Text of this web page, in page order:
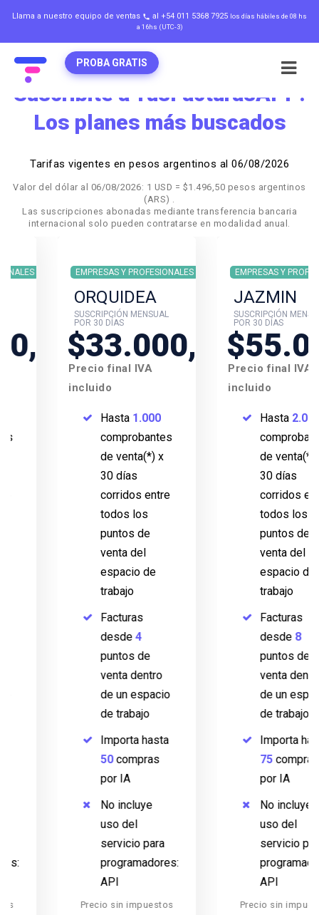
Llama a nuestro equipo de ventas local_phone al +54 011 5368 7925 los días hábiles de 08 hs
a 16hs (UTC-3)
PROBA GRATIS
Suscribite a TusFacturasAPP:
Los planes más buscados
Tarifas vigentes en pesos argentinos al 06/08/2026
Valor del dólar al 06/08/2026: 1 USD = $1.496,50 pesos argentinos
(ARS) .
Las suscripciones abonadas mediante transferencia bancaria
internacional solo pueden contratarse en modalidad anual.
$33.000,00
Precio final IVA
EMPRESAS Y PROFESIONALES
ORQUIDEA
SUSCRIPCIÓN MENSUAL
POR 30 DÍAS
Hasta1.000
comprobantes
de venta(*) x
corridos entre
todos los
puntos de
espacio de
Facturas
puntos de
venta dentro
de un espacio
de trabajo
Importa hasta
compras
No incluye
servicio para
programadores:
Precio sin impuestos
Precio final IVA
EMPRESAS Y PROFESIONALES
JAZMIN
SUSCRIPCIÓN MENSUAL
POR 30 DÍAS
Hasta2.000
comprobantes
de venta(*) x
corridos entre
todos los
puntos de
espacio de
Facturas
puntos de
venta dentro
de un espacio
de trabajo
Importa hasta
compras
No incluye
servicio para
programadores:
Precio sin impuestos